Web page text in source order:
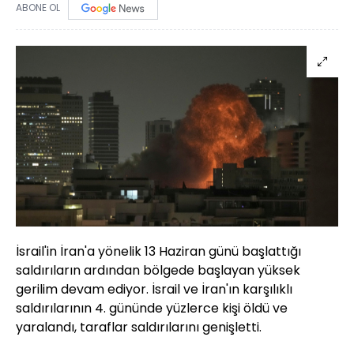
ABONE OL
İsrail'in İran'a yönelik 13 Haziran günü başlattığı
saldırıların ardından bölgede başlayan yüksek
gerilim devam ediyor. İsrail ve İran'ın karşılıklı
saldırılarının 4. gününde yüzlerce kişi öldü ve
yaralandı, taraflar saldırılarını genişletti.